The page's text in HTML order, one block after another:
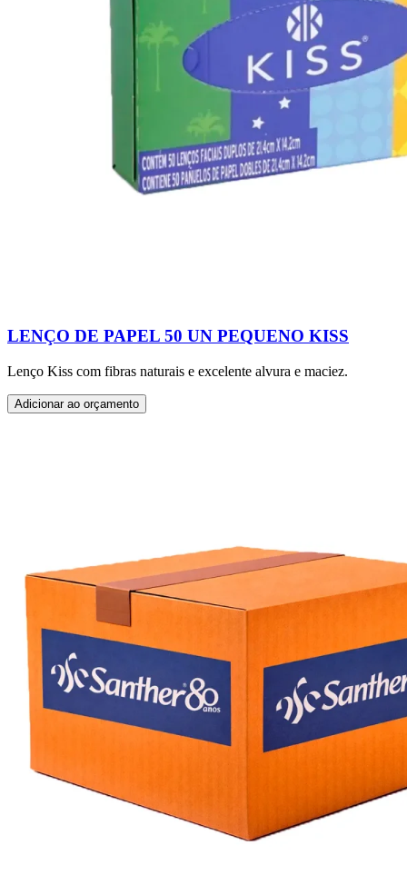
LENÇO DE PAPEL 50 UN PEQUENO KISS
Lenço Kiss com fibras naturais e excelente alvura e maciez.
Adicionar ao orçamento